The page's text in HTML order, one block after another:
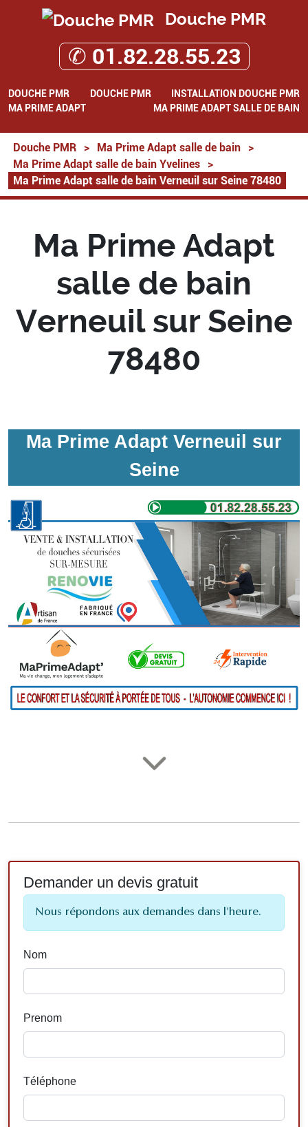
Douche PMR
✆ 01.82.28.55.23
DOUCHE PMR DOUCHE PMR
INSTALLATION DOUCHE PMR
MA PRIME ADAPT
MA PRIME ADAPT SALLE DE BAIN
Douche PMR > Ma Prime Adapt salle de bain
>
Ma Prime Adapt salle de bain Yvelines
>
Ma Prime Adapt salle de bain Verneuil sur Seine 78480
Ma Prime Adapt
salle de bain
Verneuil sur Seine
78480
Ma Prime Adapt Verneuil sur
Seine
Demander un devis gratuit
Nous répondons aux demandes dans l'heure.
Nom
Prenom
Téléphone